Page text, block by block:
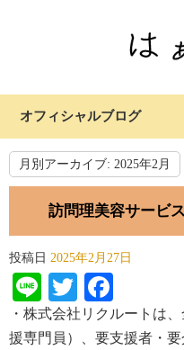
オフィシャルブログ
月別アーカイブ: 2025年2月
訪問理美容サービ
投稿日 2025年2月27日
LineTwitter
・株式会社 リクルートは
援専門員）、要支援者・